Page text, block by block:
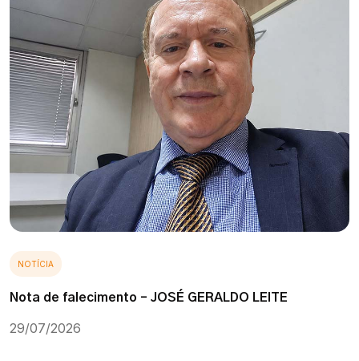
NOTÍCIA
Nota de falecimento – JOSÉ GERALDO LEITE
29/07/2026